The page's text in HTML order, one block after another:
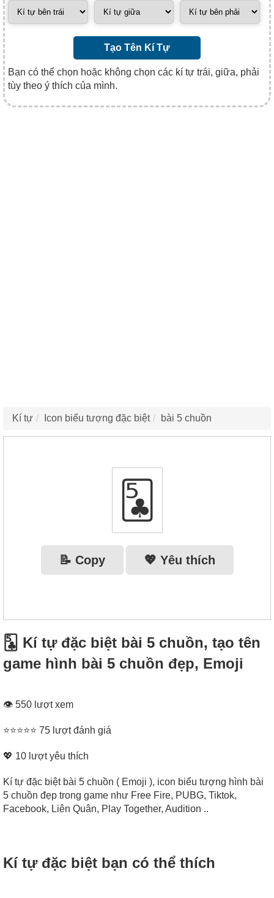
Tạo Tên Kí Tự
Bạn có thể chọn hoặc không chọn các kí tự trái, giữa, phải
tùy theo ý thích của mình.
Kí tự Icon biểu tượng đặc biệt bài 5 chuồn
🃕
📝 Copy 💖 Yêu thích
🃕 Kí tự đặc biệt bài 5 chuồn, tạo tên
game hình bài 5 chuồn đẹp, Emoji
👁 550 lượt xem
⭐⭐⭐⭐⭐ 75 lượt đánh giá
💖 10 lượt yêu thích
Kí tự đặc biệt bài 5 chuồn ( Emoji ), icon biểu tượng hình bài
5 chuồn đẹp trong game như Free Fire, PUBG, Tiktok,
Facebook, Liên Quân, Play Together, Audition ..
Kí tự đặc biệt bạn có thể thích